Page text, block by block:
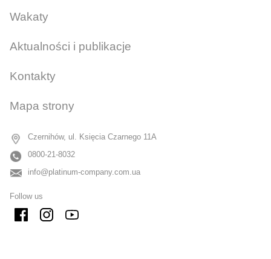
Wakaty
Aktualności i publikacje
Kontakty
Mapa strony
Czernihów, ul. Księcia Czarnego 11A
0800-21-8032
info@platinum-company.com.ua
Follow us